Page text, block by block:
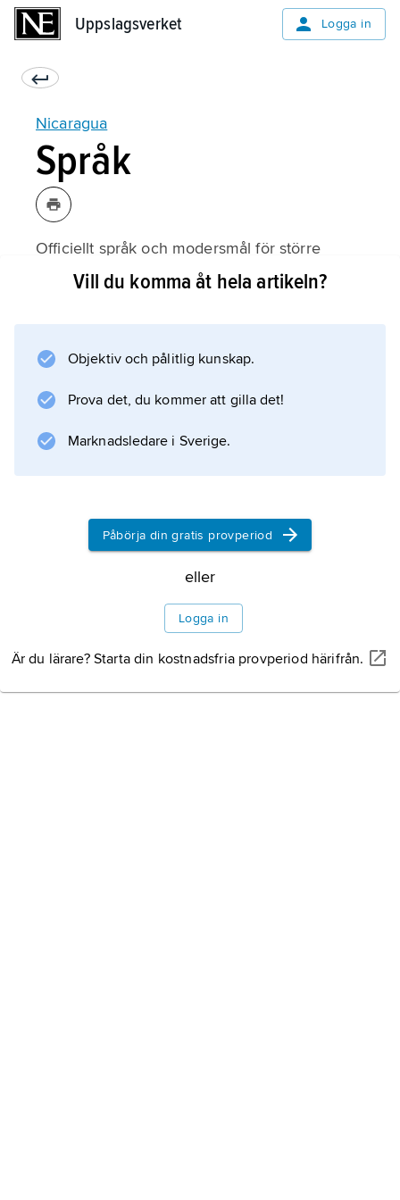
Uppslagsverket Logga in
Nicaragua
Språk
Officiellt språk och modersmål för större
delen av befolkningen är spanska (80
även används allmänt i den elementära
skolundervisningen och som handelsspråk. På
engelskbaserat kreolspråk.
Information om artikeln
Vill du komma åt hela artikeln?
Objektiv och pålitlig kunskap.
Prova det, du kommer att gilla det!
Marknadsledare i Sverige.
Påbörja din gratis provperiod
eller
Logga in
Är du lärare? Starta din kostnadsfria provperiod härifrån.